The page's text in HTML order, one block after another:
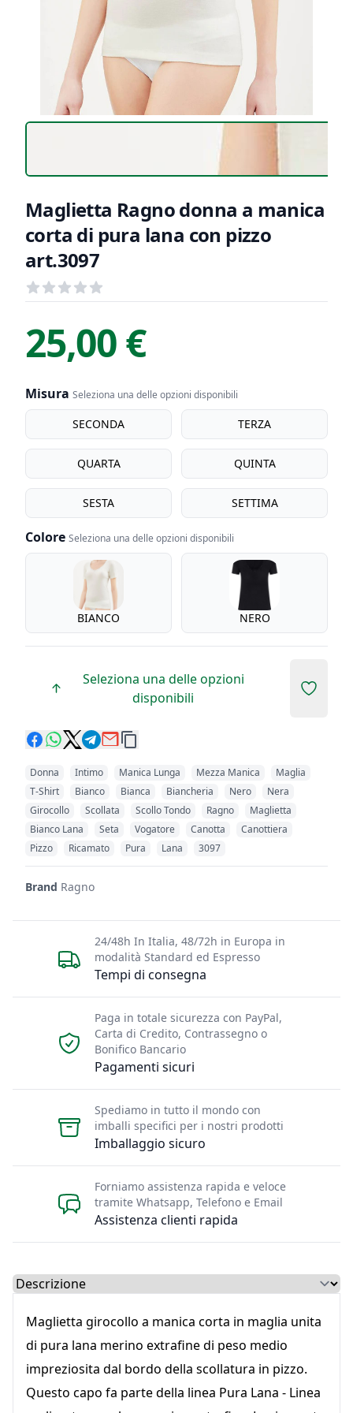
Maglietta Ragno donna a manica
corta di pura lana con pizzo
art.3097
Recensioni
out of 5 stars
25,00 €
Misura Seleziona una delle opzioni disponibili
Misura SECONDA TERZA
QUARTA QUINTA
SESTA SETTIMA
Colore Seleziona una delle opzioni disponibili
Colore
BIANCO NERO
Seleziona una delle opzioni
disponibili
Add to
Donna Intimo Manica Lunga Mezza Manica
Maglia
T-Shirt
Bianco Bianca Biancheria Nero
Nera
Girocollo
Scollata Scollo Tondo Ragno
Maglietta
Bianco Lana
Seta Vogatore Canotta
Canottiera
Pizzo
Ricamato Pura Lana 3097
Brand Ragno
Tempi di consegna
24/48h In Italia, 48/72h in Europa in
modalità Standard ed Espresso
Pagamenti sicuri
Paga in totale sicurezza con PayPal,
Carta di Credito, Contrassegno o
Bonifico Bancario
Imballaggio sicuro
Spediamo in tutto il mondo con
imballi specifici per i nostri prodotti
Assistenza clienti rapida
Forniamo assistenza rapida e veloce
tramite Whatsapp, Telefono e Email
Select a tab
Maglietta girocollo a manica corta in maglia unita
di pura lana merino extrafine di peso medio
impreziosita dal bordo della scollatura in pizzo.
Questo capo fa parte della linea Pura Lana - Linea